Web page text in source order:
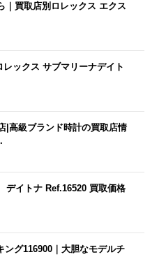
｜買取店別ロレックス エクス
レックス サブマリーナデイト
|高級ブランド時計の買取店情
デイトナ Ref.16520 買取価格
ング116900｜大胆なモデルチ